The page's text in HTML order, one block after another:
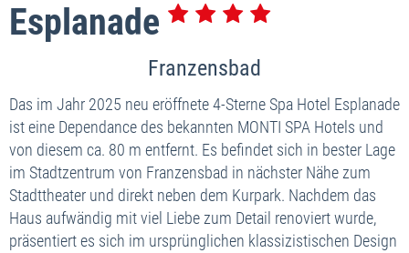
Esplanade
Franzensbad
Das im Jahr 2025 neu eröffnete 4-Sterne Spa Hotel Esplanade
ist eine Dependance des bekannten MONTI SPA Hotels und
von diesem ca. 80 m entfernt. Es befindet sich in bester Lage
im Stadtzentrum von Franzensbad in nächster Nähe zum
Stadttheater und direkt neben dem Kurpark. Nachdem das
Haus aufwändig mit viel Liebe zum Detail renoviert wurde,
präsentiert es sich im ursprünglichen klassizistischen Design